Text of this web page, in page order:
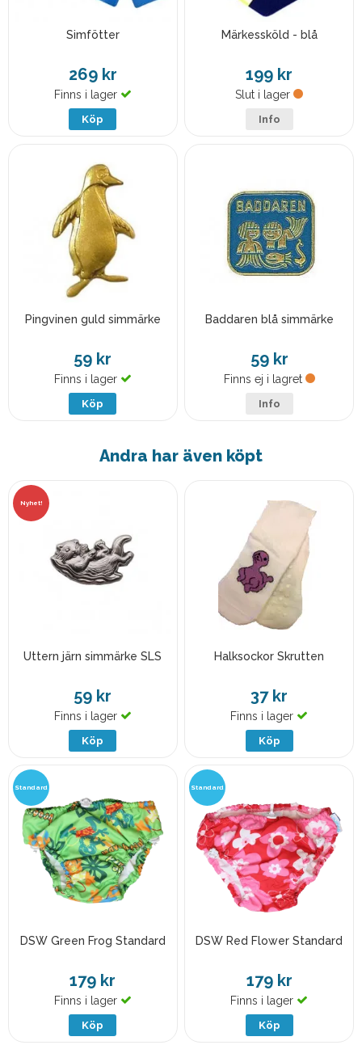
Simfötter
269 kr
Finns i lager
Köp
Märkessköld - blå
199 kr
Slut i lager
Info
Pingvinen guld simmärke
59 kr
Finns i lager
Köp
Baddaren blå simmärke
59 kr
Finns ej i lagret
Info
Andra har även köpt
Uttern järn simmärke SLS
59 kr
Finns i lager
Köp
Nyhet!
Halksockor Skrutten
37 kr
Finns i lager
Köp
DSW Green Frog Standard
179 kr
Finns i lager
Köp
Standard
DSW Red Flower Standard
179 kr
Finns i lager
Köp
Standard